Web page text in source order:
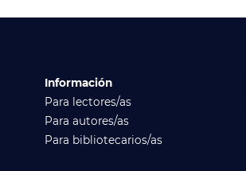
Información
Para lectores/as
Para autores/as
Para bibliotecarios/as